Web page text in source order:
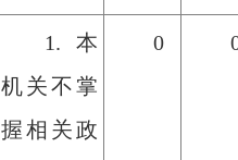
1.本
机关不掌
握相关政
0